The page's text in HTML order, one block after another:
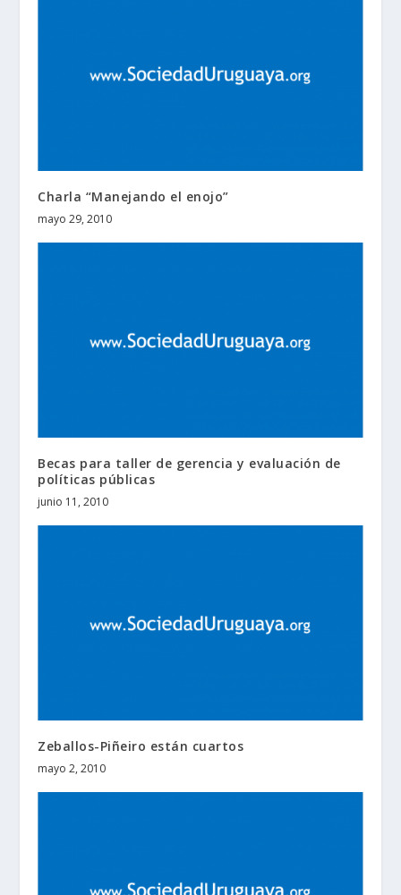
Charla “Manejando el enojo”
mayo 29, 2010
Becas para taller de gerencia y evaluación de
políticas públicas
junio 11, 2010
Zeballos-Piñeiro están cuartos
mayo 2, 2010